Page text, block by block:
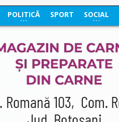
POLITICĂ SPORT SOCIAL